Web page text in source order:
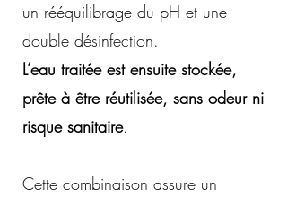
un rééquilibrage du pH et une
double désinfection.
L’eau traitée est ensuite stockée,
prête à être réutilisée, sans odeur ni
risque sanitaire.
Cette combinaison assure un